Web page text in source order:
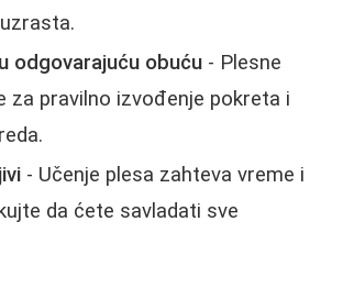
odgovarajuću obuću - Plesne
za pravilno izvođenje pokreta i
- Učenje plesa zahteva vreme i
da ćete savladati sve